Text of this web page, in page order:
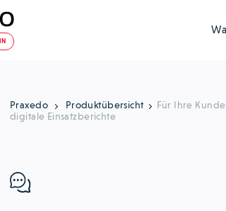
Praxedo Produktübersicht Für Ihre
digitale Einsatzberichte